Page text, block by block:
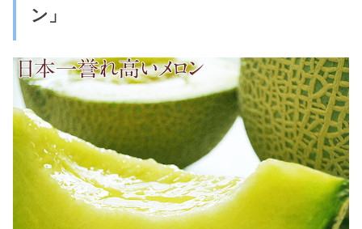
ン」